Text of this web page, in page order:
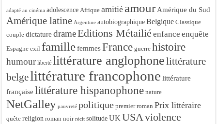
adapté au cinéma adolescence Afrique amitié amour Amérique du Sud
Amérique latine Argentine autobiographique Belgique Classique
couple dictature drameEditions Métailié enfance enquête
Espagne exil famille femmes France guerre histoire
humour liberté littérature anglophonelittérature
belgelittérature francophone littérature
française littérature hispanophone nature
NetGalley pauvreté politique premier roman Prix littéraire
quête religion roman noir récit solitude UK USAviolence